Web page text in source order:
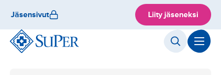
sisältöön
Jäsensivut Liity jäseneksi